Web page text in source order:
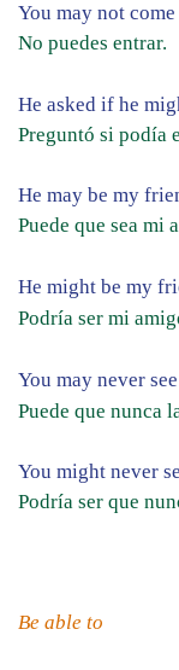
You may not
No puedes entrar.
He asked if he
Preguntó si podía
He may be my
Puede que sea mi
He might be my
Podría ser mi
You may never
Puede que nunca
You might never
Podría ser que
Be able to